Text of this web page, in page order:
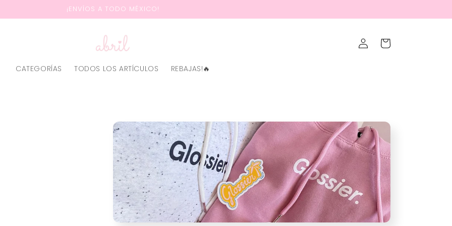
¡ENVÍOS A TODO MÉXICO!
CATEGORÍAS TODOS LOS ARTÍCULOS REBAJAS!🔥
Iniciar
sesión
Carrito